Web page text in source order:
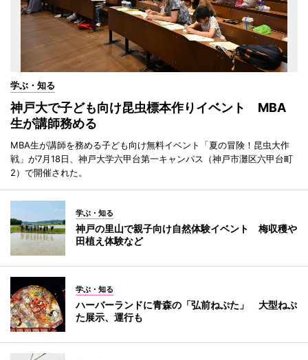
学ぶ・知る
神戸大で子ども向け昆虫標本作りイベント MBA
生が講師務める
MBA生が講師を務める子ども向け無料イベント「夏の冒険！昆虫大作
戦」が7月18日、神戸大学六甲台第一キャンパス（神戸市灘区六甲台町
2）で開催された。
学ぶ・知る
神戸の里山で親子向け自然体験イベント 梅収穫や
田植え体験など
学ぶ・知る
ハーバーランドに青森の「弘前ねぷた」 大型ねぷ
た展示、運行も